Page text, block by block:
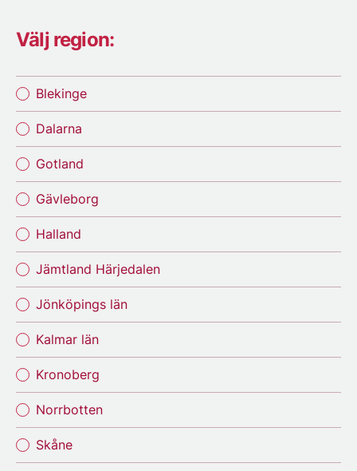
Välj region:
Blekinge
Dalarna
Gotland
Gävleborg
Halland
Jämtland Härjedalen
Jönköpings län
Kalmar län
Kronoberg
Norrbotten
Skåne